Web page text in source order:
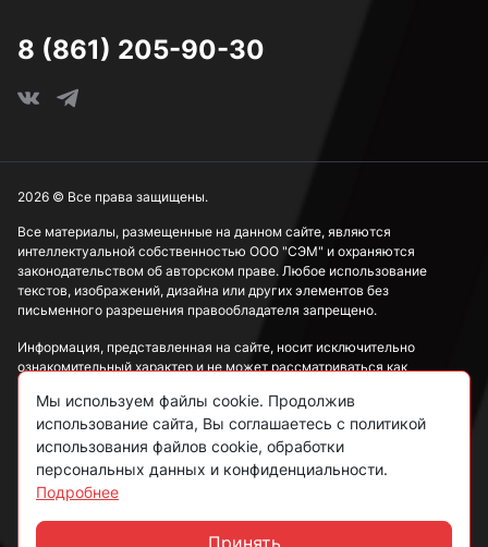
3,8 мм
4,1 мм
4,2 мм
4,3 мм
4,4 мм
8 (861) 205-90-30
Все материалы, размещенные на данном сайте, являются
интеллектуальной собственностью ООО "СЭМ" и охраняются
законодательством об авторском праве. Любое использование
текстов, изображений, дизайна или других элементов без
письменного разрешения правообладателя запрещено.
Информация, представленная на сайте, носит исключительно
ознакомительный характер и не может рассматриваться как
Политика конфиденциальности
Согласие на обработку данных
Пользовательское соглашение
2026 © Все права защищены.
Мы используем файлы cookie. Продолжив
использование сайта, Вы соглашаетесь с политикой
использования файлов cookie, обработки
персональных данных и конфиденциальности.
Подробнее
Принять